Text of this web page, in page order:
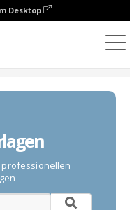
Desktop
professionellen